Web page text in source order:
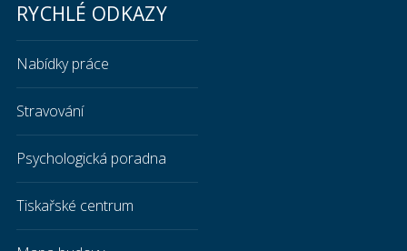
RYCHLÉ ODKAZY
Nabídky práce
Stravování
Psychologická poradna
Tiskařské centrum